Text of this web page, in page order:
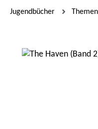
Jugendbücher Themen
Bildergalerie